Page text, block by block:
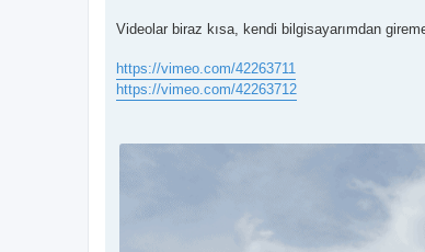
Videolar biraz kısa, kendi bilgisayarımdan
https://vimeo.com/42263711
https://vimeo.com/42263712